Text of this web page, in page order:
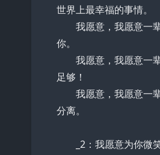
世界上最幸福的事情。
我愿意，我愿意一辈
你。
我愿意，我愿意一辈
足够！
我愿意，我愿意一辈
分离。
_2：我愿意为你微